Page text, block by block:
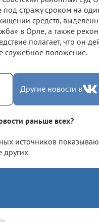
стражу сроком на
средств,
в Орле, а также
полагает, что он
служебное положение.
Другие новости в
раньше всех?
источников
других